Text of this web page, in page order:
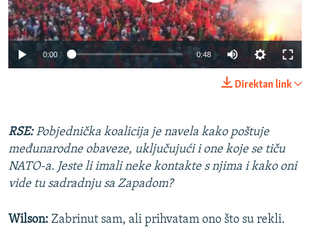
720p 1080p
0:00 0:48
720p
1080p
Direktan link
RSE:Pobjednička koalicija je navela kako poštuje
međunarodne obaveze, uključujući i one koje se tiču
NATO-a. Jeste li imali neke kontakte s njima i kako oni
vide tu sadradnju sa Zapadom?
Wilson: Zabrinut sam, ali prihvatam ono što su rekli.